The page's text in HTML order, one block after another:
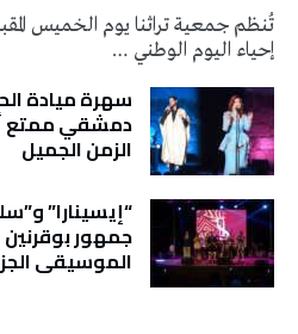
إحياء اليوم الوطني …
سهرة ميادة
دمشقي ممتع
الزمن الجميل
“إيسينارا”
جمهور
الموسيقى